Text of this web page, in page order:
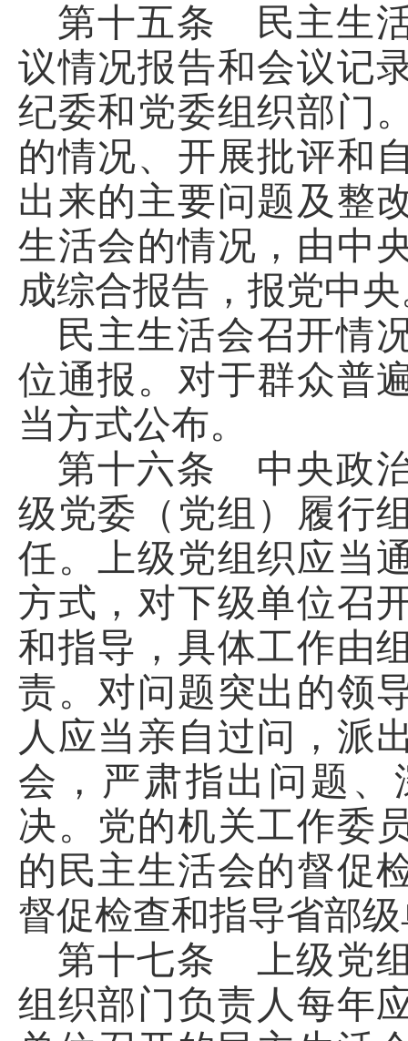
第十五条 民主生
议情况报告和会议记
纪委和党委组织部门
的情况、开展批评和
出来的主要问题及整
生活会的情况，由中
成综合报告，报党中
民主生活会召开情
位通报。对于群众普
当方式公布。
第十六条 中央政
级党委（党组）履行
任。上级党组织应当
方式，对下级单位召
和指导，具体工作由
责。对问题突出的领
人应当亲自过问，派
会，严肃指出问题
决。党的机关工作委
的民主生活会的督促
督促检查和指导省部
第十七条 上级党
组织部门负责人每年